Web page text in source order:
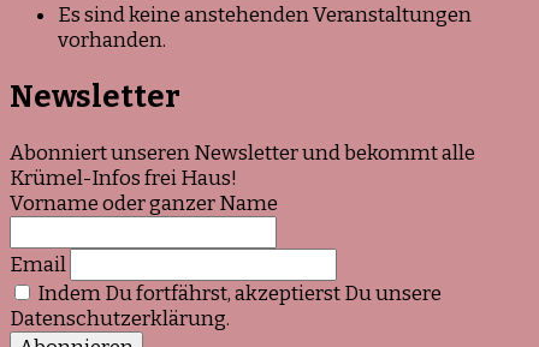
Es sind keine anstehenden Veranstaltungen
vorhanden.
Newsletter
Abonniert unseren Newsletter und bekommt alle
Krümel-Infos frei Haus!
Vorname oder ganzer Name
Email
Indem Du fortfährst, akzeptierst Du unsere
Datenschutzerklärung.